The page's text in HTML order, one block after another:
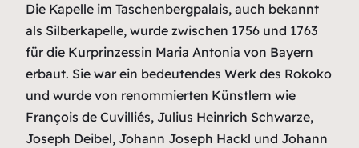
Die Kapelle im Taschenbergpalais, auch bekannt
als Silberkapelle, wurde zwischen 1756 und 1763
für die Kurprinzessin Maria Antonia von Bayern
erbaut. Sie war ein bedeutendes Werk des Rokoko
und wurde von renommierten Künstlern wie
François de Cuvilliés, Julius Heinrich Schwarze,
Joseph Deibel, Johann Joseph Hackl und Johann